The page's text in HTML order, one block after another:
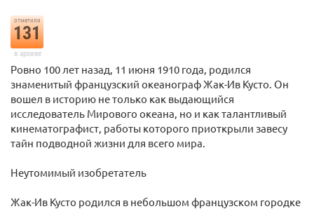
отметили
131
в архиве
Ровно 100 лет назад, 11 июня 1910 года, родился
знаменитый французский океанограф Жак-Ив Кусто. Он
вошел в историю не только как выдающийся
исследователь Мирового океана, но и как талантливый
кинематографист, работы которого приоткрыли завесу
тайн подводной жизни для всего мира.
Неутомимый изобретатель
Жак-Ив Кусто родился в небольшом французском городке